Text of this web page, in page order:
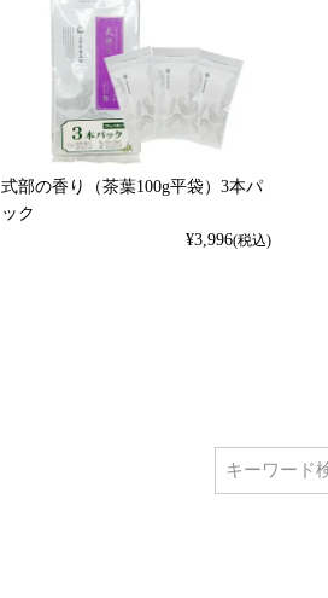
式部の香り（茶葉100g平袋）3本パ
ック
¥3,996(税込)